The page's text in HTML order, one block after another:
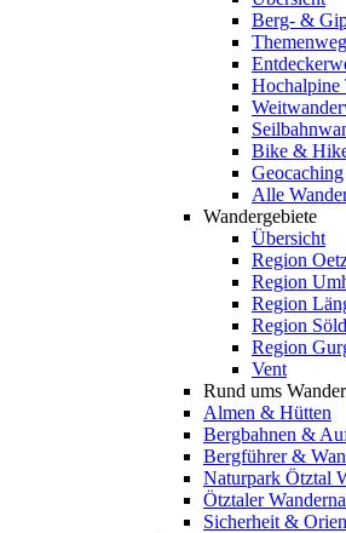
Berg- &
Hochalpine
Bike &
Geocaching
Alle
Wandergebiete
Übersicht
Region
Region
Region
Region
Region
Vent
Rund ums
Almen & Hütten
Bergbahnen &
Bergführer &
Naturpark Ötztal
Ötztaler
Sicherheit &